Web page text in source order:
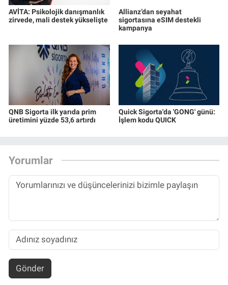
AVİTA: Psikolojik danışmanlık
zirvede, mali destek yükselişte
Allianz’dan seyahat
sigortasına eSIM destekli
kampanya
QNB Sigorta ilk yarıda prim
üretimini yüzde 53,6 artırdı
Quick Sigorta'da 'GONG' günü:
İşlem kodu QUICK
Yorumlar
Gönder